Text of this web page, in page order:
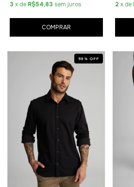
3 x de R$54,83 sem juros
COMPRAR
2 x de
59 % OFF